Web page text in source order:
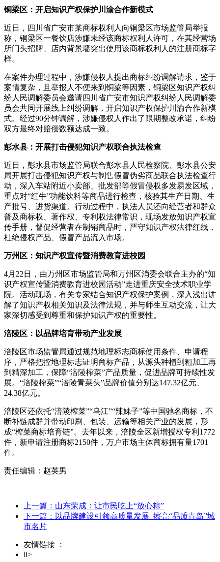
铜梁区：开启知识产权保护川渝合作新模式
近日，四川省广安市某商标权利人向铜梁区市场监管局举报
称，铜梁区一餐饮店涉嫌未经该商标权利人许可，在其经营场
所门头招牌、店内背景墙突出使用该商标权利人的注册商标字
样。
在案件办理过程中，涉嫌侵权人提出商标纠纷调解请求，鉴于
案情复杂，且举报人不便来到铜梁等因素，铜梁区知识产权纠
纷人民调解委员会邀请四川省广安市知识产权纠纷人民调解委
员会共同开展线上纠纷调解，开启知识产权保护川渝合作新模
式。经过90分钟调解，涉嫌侵权人作出了限期整改承诺，纠纷
双方最终对赔偿数额达成一致。
彭水县：开展打击侵犯知识产权联合执法检查
近日，彭水县市场监管局联合彭水县人民检察院、彭水县公安
局开展打击侵犯知识产权与制售假冒伪劣商品联合执法检查行
动，深入车站附近小卖部、批发部等假冒侵权多发易发区域，
重点对“红牛”功能饮料等商品进行检查，核验其生产日期、生
产批号、进货渠道。行动过程中，执法人员还向经营者和群众
普及商标权、著作权、专利权法律常识，现场发放知识产权宣
传手册，督促经营者在制销商品时，严守知识产权法律红线，
杜绝侵权产品、假冒产品流入市场。
万州区：知识产权宣传暨消费教育进校园
4月22日，由万州区市场监管局和万州区消委会联合主办的“知
识产权宣传暨消费教育进校园活动”走进重庆安全技术职业学
院。活动现场，有关专家结合知识产权保护案例，深入浅出讲
解了知识产权相关知识及法律法规，并与师生互动交流，让大
家深切感受到尊重和保护知识产权的重要性。
涪陵区：以品牌培育带动产业发展
涪陵区市场监管局通过规范地理标志商标使用条件、申请程
序，严格把控地理标志证明商标产品，从源头种植到粗加工再
到精深加工，保障“涪陵榨菜”产品质量，促进品牌可持续性发
展。“涪陵榨菜”“涪陵青菜头”品牌价值分别达147.32亿元、
24.38亿元。
涪陵区还依托“涪陵榨菜”“乌江”“辣妹子”等中国驰名商标，不
断补链成群并带动印刷、包装、运输等相关产业的发展，形
成“榨菜商标培育链”。去年以来，涪陵全区新增授权专利1772
件，新申请注册商标2150件，万户市场主体商标拥有量1701
件。
责任编辑：赵英男
上一篇：山东荣成：让市民吃上“放心粽”
下一篇：以品牌建设引领高质量发展 擦亮“品质青岛”城
市名片
友情链接 ：
li>